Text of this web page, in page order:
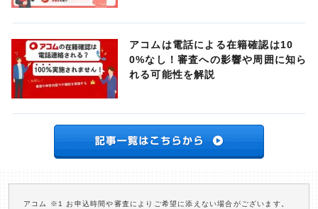
アコムは電話による在籍確認は10
0%なし！審査への影響や周囲に知ら
れる可能性を解説
アコム ※1 お申込時間や審査によりご希望に添えない場合がございます。